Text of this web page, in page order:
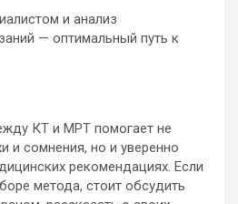
и анализ
— оптимальный путь к
КТ и МРТ помогает не
и сомнения, но и уверенно
рекомендациях. Если
метода, стоит обсудить